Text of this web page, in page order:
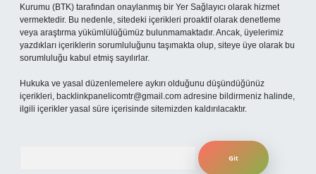
Kurumu (BTK) tarafından onaylanmış bir Yer Sağlayıcı olarak hizmet
vermektedir. Bu nedenle, sitedeki içerikleri proaktif olarak denetleme
veya araştırma yükümlülüğümüz bulunmamaktadır. Ancak, üyelerimiz
yazdıkları içeriklerin sorumluluğunu taşımakta olup, siteye üye olarak bu
sorumluluğu kabul etmiş sayılırlar.
Hukuka ve yasal düzenlemelere aykırı olduğunu düşündüğünüz
içerikleri, backlinkpanelicomtr@gmail.com adresine bildirmeniz halinde,
ilgili içerikler yasal süre içerisinde sitemizden kaldırılacaktır.